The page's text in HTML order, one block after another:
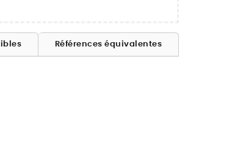
Références équivalentes